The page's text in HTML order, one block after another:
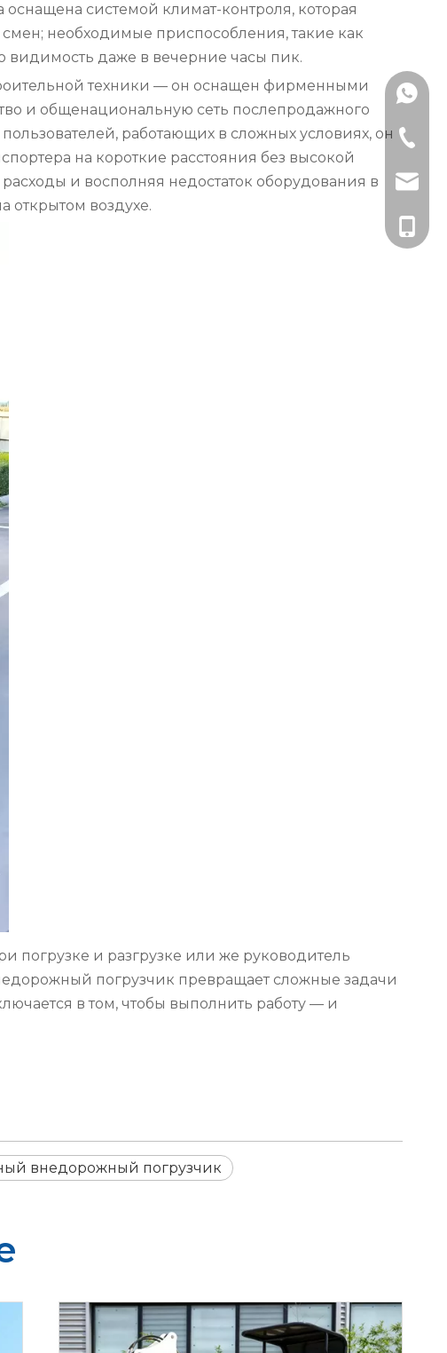
системой климат-контроля, которая
необходимые приспособления, такие как
видимость даже в вечерние часы пик.
техники — он оснащен фирменными
и общенациональную сеть послепродажного
работающих в сложных условиях, он
на короткие расстояния без высокой
и восполняя недостаток оборудования в
открытом воздухе.
погрузке и разгрузке или же руководитель
погрузчик превращает сложные задачи
в том, чтобы выполнить работу — и
внедорожный погрузчик
181
+86-